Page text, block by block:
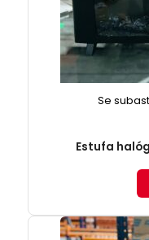
Se
Estufa